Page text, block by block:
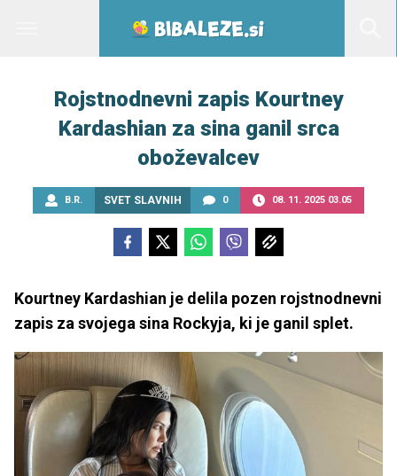
Rojstnodnevni zapis Kourtney
Kardashian za sina ganil srca
oboževalcev
B.R. SVET SLAVNIH 0 08. 11. 2025 03.05
Kourtney Kardashian je delila pozen rojstnodnevni
zapis za svojega sina Rockyja, ki je ganil splet.